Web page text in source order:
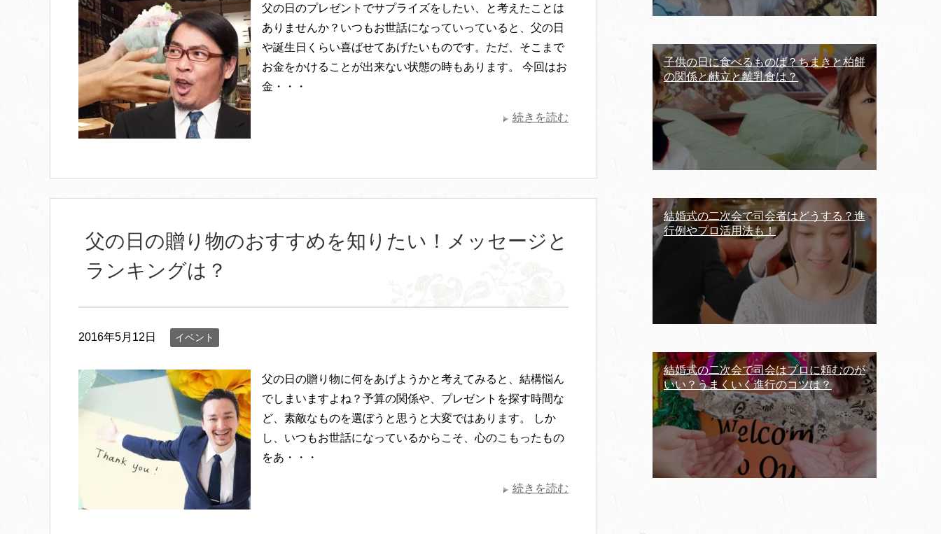
父の日のプレゼントでサプライズをしたい、と考えたことは
ありませんか？いつもお世話になっていっていると、父の日
や誕生日くらい喜ばせてあげたいものです。ただ、そこまで
お金をかけることが出来ない状態の時もあります。 今回はお
金・・・
続きを読む
父の日の贈り物のおすすめを知りたい！メッセージと
ランキングは？
2016年5月12日 イベント
父の日の贈り物に何をあげようかと考えてみると、結構悩ん
でしまいますよね？予算の関係や、プレゼントを探す時間な
ど、素敵なものを選ぼうと思うと大変ではあります。 しか
し、いつもお世話になっているからこそ、心のこもったもの
をあ・・・
続きを読む
子供の日に食べるものば？ちまきと柏餅
の関係と献立と離乳食は？
結婚式の二次会で司会者はどうする？進
行例やプロ活用法も！
結婚式の二次会で司会はプロに頼むのが
いい？うまくいく進行のコツは？